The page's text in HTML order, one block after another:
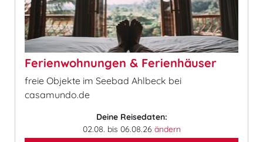
Ferienwohnungen & Ferienhäuser
freie Objekte im Seebad Ahlbeck bei
casamundo.de
Deine Reisedaten:
02.08. bis 06.08.26 ändern